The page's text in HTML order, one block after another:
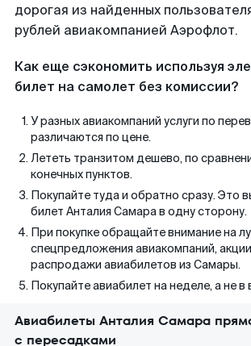
дорогая из найденных
рублей авиакомпанией Аэрофлот.
Как еще сэкономить используя
билет на самолет без комиссии?
У разных авиакомпаний услуги по
различаются по цене.
Лететь транзитом дешево, по
конечных пунктов.
Покупайте туда и обратно сразу. Это
билет Анталия Самара в одну сторону.
При покупке обращайте внимание на
спецпредложения авиакомпаний,
распродажи авиабилетов из Самары.
Покупайте авиабилет на неделе, а не
Авиабилеты Анталия Самара
с пересадками